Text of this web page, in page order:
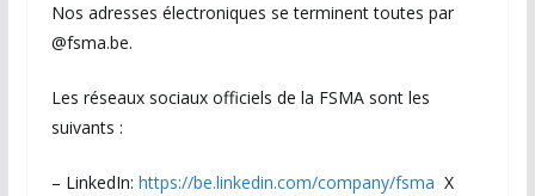
Nos adresses électroniques se terminent toutes par
@fsma.be.
Les réseaux sociaux officiels de la FSMA sont les
suivants :
– LinkedIn: https://be.linkedin.com/company/fsma X